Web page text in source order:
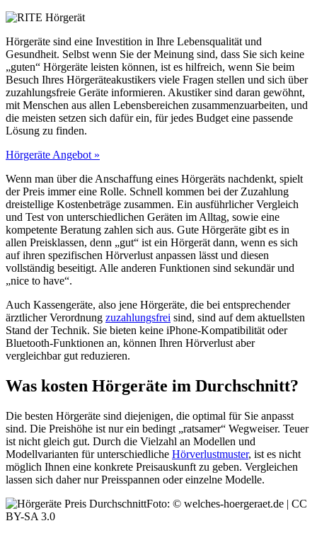
Hörgeräte sind eine Investition in Ihre Lebensqualität und
Gesundheit. Selbst wenn Sie der Meinung sind, dass Sie sich keine
„guten“ Hörgeräte leisten können, ist es hilfreich, wenn Sie beim
Besuch Ihres Hörgeräteakustikers viele Fragen stellen und sich über
zuzahlungsfreie Geräte informieren. Akustiker sind daran gewöhnt,
mit Menschen aus allen Lebensbereichen zusammenzuarbeiten, und
die meisten setzen sich dafür ein, für jedes Budget eine passende
Lösung zu finden.
Hörgeräte Angebot »
Wenn man über die Anschaffung eines Hörgeräts nachdenkt, spielt
der Preis immer eine Rolle. Schnell kommen bei der Zuzahlung
dreistellige Kostenbeträge zusammen. Ein ausführlicher Vergleich
und Test von unterschiedlichen Geräten im Alltag, sowie eine
kompetente Beratung zahlen sich aus. Gute Hörgeräte gibt es in
allen Preisklassen, denn „gut“ ist ein Hörgerät dann, wenn es sich
auf ihren spezifischen Hörverlust anpassen lässt und diesen
vollständig beseitigt. Alle anderen Funktionen sind sekundär und
„nice to have“.
Auch Kassengeräte, also jene Hörgeräte, die bei entsprechender
ärztlicher Verordnung zuzahlungsfrei sind, sind auf dem aktuellsten
Stand der Technik. Sie bieten keine iPhone-Kompatibilität oder
Bluetooth-Funktionen an, können Ihren Hörverlust aber
vergleichbar gut reduzieren.
Was kosten Hörgeräte im Durchschnitt?
Die besten Hörgeräte sind diejenigen, die optimal für Sie anpasst
sind. Die Preishöhe ist nur ein bedingt „ratsamer“ Wegweiser. Teuer
ist nicht gleich gut. Durch die Vielzahl an Modellen und
Modellvarianten für unterschiedliche Hörverlustmuster, ist es nicht
möglich Ihnen eine konkrete Preisauskunft zu geben. Vergleichen
lassen sich daher nur Preisspannen oder einzelne Modelle.
Foto: © welches-hoergeraet.de | CC
BY-SA 3.0